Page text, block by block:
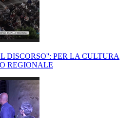
DISCORSO'': PER LA CULTURA
REGIONALE